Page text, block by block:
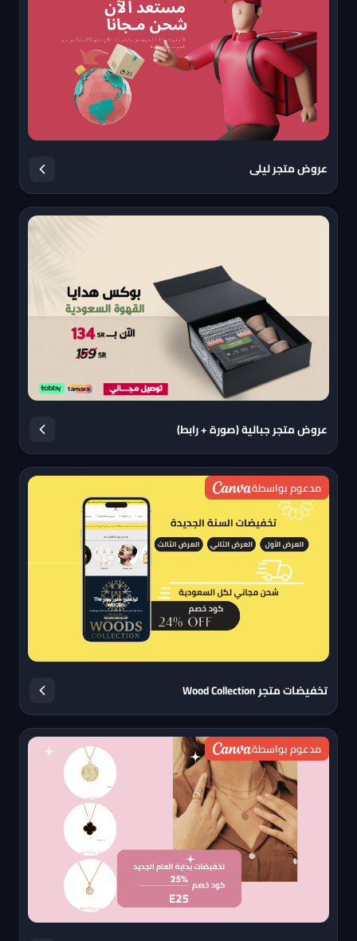
عروض متجر ليلى
عروض متجر جبالية (صورة + رابط)
مدعوم بواسطة
تخفيضات متجر Wood Collection
مدعوم بواسطة